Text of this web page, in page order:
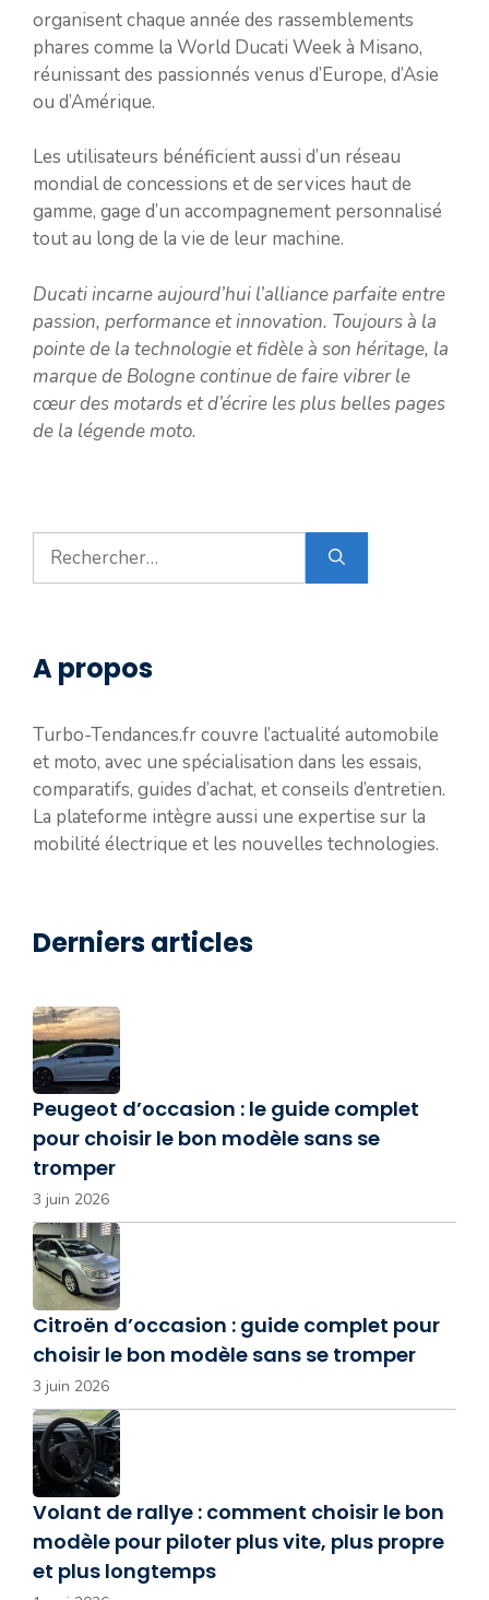
organisent chaque année des rassemblements
phares comme la World Ducati Week à Misano,
réunissant des passionnés venus d’Europe, d’Asie
ou d’Amérique.
Les utilisateurs bénéficient aussi d’un réseau
mondial de concessions et de services haut de
gamme, gage d’un accompagnement personnalisé
tout au long de la vie de leur machine.
Ducati incarne aujourd’hui l’alliance parfaite entre
passion, performance et innovation. Toujours à la
pointe de la technologie et fidèle à son héritage, la
marque de Bologne continue de faire vibrer le
cœur des motards et d’écrire les plus belles pages
de la légende moto.
Rechercher :
A propos
Turbo-Tendances.fr couvre l’actualité automobile
et moto, avec une spécialisation dans les essais,
comparatifs, guides d’achat, et conseils d’entretien.
La plateforme intègre aussi une expertise sur la
mobilité électrique et les nouvelles technologies.
Derniers articles
Peugeot d’occasion : le guide complet
pour choisir le bon modèle sans se
tromper
3 juin 2026
Citroën d’occasion : guide complet pour
choisir le bon modèle sans se tromper
3 juin 2026
Volant de rallye : comment choisir le bon
modèle pour piloter plus vite, plus propre
et plus longtemps